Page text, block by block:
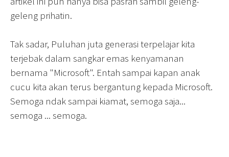
geleng prihatin.
Tak sadar, Puluhan juta generasi terpelajar kita
terjebak dalam sangkar emas kenyamanan
bernama "Microsoft". Entah sampai kapan anak
cucu kita akan terus bergantung kepada Microsoft.
Semoga ndak sampai kiamat, semoga saja...
semoga ... semoga.